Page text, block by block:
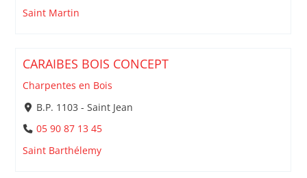
Saint Martin
CARAIBES BOIS CONCEPT
Charpentes en Bois
B.P. 1103 - Saint Jean
05 90 87 13 45
Saint Barthélemy